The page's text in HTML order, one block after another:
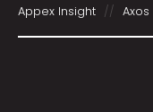
Appex Insight
Axos